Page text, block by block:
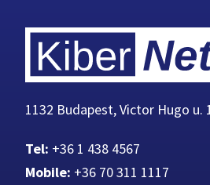
1132 Budapest, Victor Hugo u.
Tel: +36 1 438 4567
Mobile: +36 70 311 1117